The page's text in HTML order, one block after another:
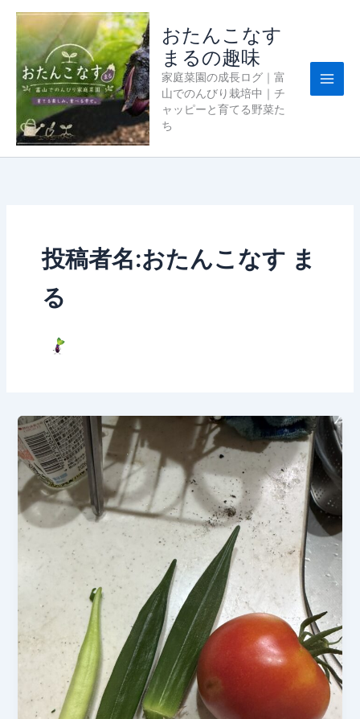
おたんこなす
まるの趣味
家庭菜園の成長ログ｜富
山でのんびり栽培中｜チ
ャッピーと育てる野菜た
ち
投稿者名:おたんこなす ま
る